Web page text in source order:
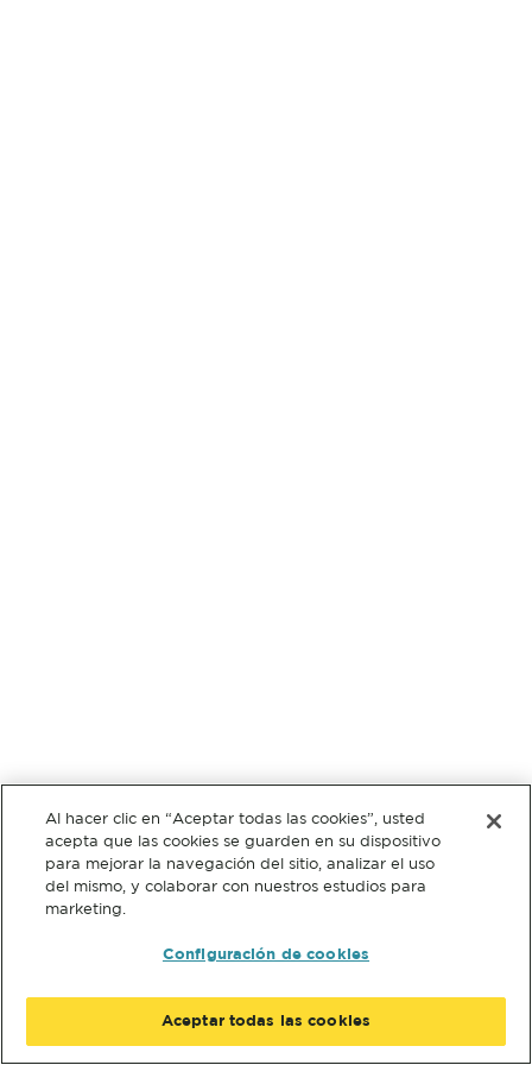
Al hacer clic en “Aceptar todas las cookies”, usted
acepta que las cookies se guarden en su dispositivo
para mejorar la navegación del sitio, analizar el uso
del mismo, y colaborar con nuestros estudios para
marketing.
Configuración de cookies
Aceptar todas las cookies